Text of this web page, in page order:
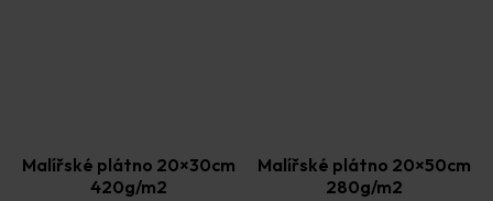
Malířské plátno 20×30cm
420g/m2
Malířské plátno 20×50cm
280g/m2